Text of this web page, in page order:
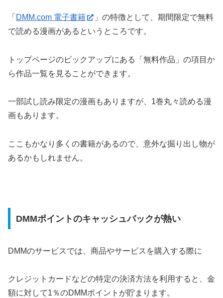
「 DMM.com 電子書籍
」の特徴として、期間限定で無料
で読める漫画があるというところです。
トップページのピックアップにある「無料作品」の項目か
ら作品一覧を見ることができます。
一部試し読み限定の漫画もありますが、1巻丸々読める漫
画もあります。
ここもかなり多くの書籍があるので、意外な掘り出し物が
あるかもしれません。
DMMポイントのキャッシュバックが熱い
DMMのサービスでは、商品やサービスを購入する際に
クレジットカードなどの特定の決済方法を利用すると、金
額に対して1％のDMMポイントが貯まります。